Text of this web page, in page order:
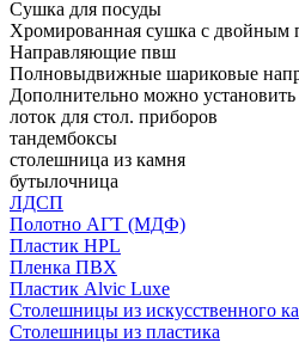
Сушка для посуды
Хромированная сушка с двойным
Направляющие пвш
Полновыдвижные шариковые
Дополнительно можно установить
лоток для стол. приборов
тандембоксы
столешница из камня
бутылочница
ЛДСП
Полотно АГТ (МДФ)
Пластик HPL
Пленка ПВХ
Пластик Alvic Luxe
Столешницы из искусственного
Столешницы из пластика